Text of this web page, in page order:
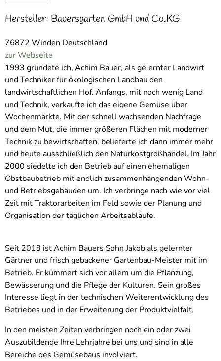
Hersteller: Bauersgarten GmbH und Co.KG
76872 Winden Deutschland
zur Webseite
1993 gründete ich, Achim Bauer, als gelernter Landwirt
und Techniker für ökologischen Landbau den
landwirtschaftlichen Hof. Anfangs, mit noch wenig Land
und Technik, verkaufte ich das eigene Gemüse über
Wochenmärkte. Mit der schnell wachsenden Nachfrage
und dem Mut, die immer größeren Flächen mit moderner
Technik zu bewirtschaften, belieferte ich dann immer mehr
und heute ausschließlich den Naturkostgroßhandel. Im Jahr
2000 siedelte ich den Betrieb auf einen ehemaligen
Obstbaubetrieb mit endlich zusammenhängenden Wohn-
und Betriebsgebäuden um. Ich verbringe nach wie vor viel
Zeit mit Traktorarbeiten im Feld sowie der Planung und
Organisation der täglichen Arbeitsabläufe.
Seit 2018 ist Achim Bauers Sohn Jakob als gelernter
Gärtner und frisch gebackener Gartenbau-Meister mit im
Betrieb. Er kümmert sich vor allem um die Pflanzung,
Bewässerung und die Pflege der Kulturen. Sein großes
Interesse liegt in der technischen Weiterentwicklung des
Betriebes und in der Erweiterung der Produktvielfalt.
In den meisten Zeiten verbringen noch ein oder zwei
Auszubildende Ihre Lehrjahre bei uns und sind in alle
Bereiche des Gemüsebaus involviert.